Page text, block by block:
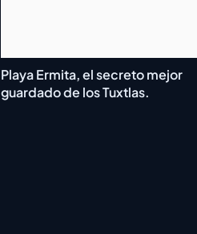
Playa Ermita, el secreto mejor
guardado de los Tuxtlas.